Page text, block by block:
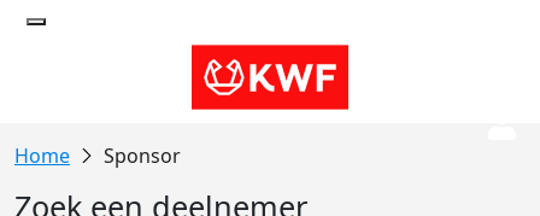
Sponsor
Zoek een deelnemer